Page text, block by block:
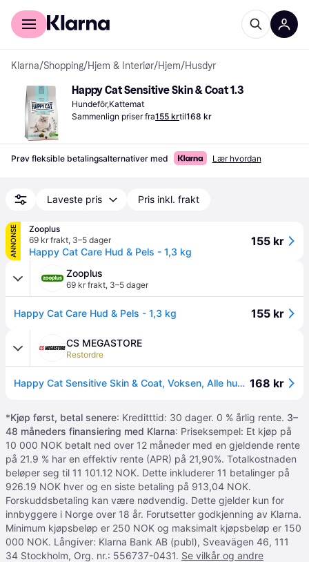
For kunder
Klarna/Shopping/Hjem & Interiør/Hjem/Husdyr
Happy Cat Sensitive Skin & Coat 1.3
Hundefôr,Kattemat
Sammenlign priser fra155 krtil168 kr
Prøv fleksible betalingsalternativer med Lær hvordan
Laveste pris Pris inkl. frakt
ANNONSE
Zooplus
69 kr frakt, 3–5 dager
Happy Cat Care Hud & Pels - 1,3 kg
155 kr
Zooplus
69 kr frakt, 3–5 dager
Happy Cat Care Hud & Pels - 1,3 kg 155 kr
CS MEGASTORE
Restordre
Happy Cat Sensitive Skin & Coat, Voksen, Alle hunderaser, Kylling, Laks, 1.3 kg 168 kr
*Kjøp først, betal senere: Kreditttid: 30 dager. 0 % årlig rente. 3–
48 måneders finansiering med Klarna: Priseksempel: Et kjøp på
10 000 NOK betalt ned over 12 måneder med en gjeldende rente
på 21.9 % har en effektiv rente (APR) på 21,90%. Totalkostnaden
beløper seg til 11 101.12 NOK. Dette inkluderer 11 betalinger på
926.19 NOK hver og en siste betaling på 913,04 NOK.
Forskuddsbetaling kan være nødvendig. Dette gjelder kun for
innbyggere i Norge over 18 år. Forutsetter godkjenning av Klarna.
Minimum kjøpsbeløp er 250 NOK og maksimalt kjøpsbeløp er 150
000 NOK. Långiver: Klarna Bank AB (publ), Sveavägen 46, 111
34 Stockholm, Org. nr.: 556737-0431. Se vilkår og andre